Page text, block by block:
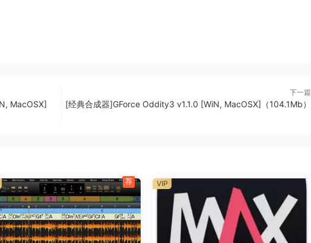
音或乐器。新功能包括：三种播放模式（经典、1 次和切片）、ZTX 时
重复、反转以及 UI 的从头开始重写。
各个部分）。随时应用滤镜扫描和其他效果处理：Digital Performer 现
带到您能想象到的任何地方。
Komplete Kontrol 系列的新控制界面插件，包括 M32、A 系列
控制混音工作台，如 QCon Pro G2/EX、Pro X/XS、Platform Nano
MacOSX]
下一篇
[经典合成器]GForce Oddity3 v1.1.0 [WiN, MacOSX]（104.1Mb）
荐 VIP